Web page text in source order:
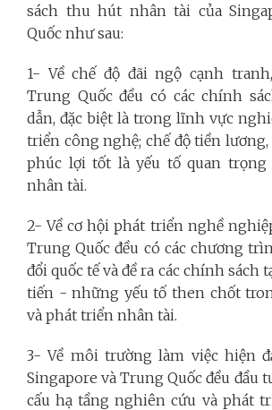
sách thu hút nhân tài của
Quốc như sau:
1- Về chế độ đãi ngộ cạnh
Trung Quốc đều có các chính
dẫn, đặc biệt là trong lĩnh vực
triển công nghệ; chế độ tiền
phúc lợi tốt là yếu tố quan trọng
nhân tài.
2- Về cơ hội phát triển nghề
Trung Quốc đều có các chương
đổi quốc tế và đề ra các chính sách
tiến - những yếu tố then chốt
và phát triển nhân tài.
3- Về môi trường làm việc hiện
Singapore và Trung Quốc đều đầu
cấu hạ tầng nghiên cứu và phát